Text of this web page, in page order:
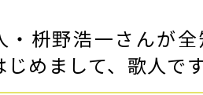
・枡野浩一さんが
じめまして、歌人で